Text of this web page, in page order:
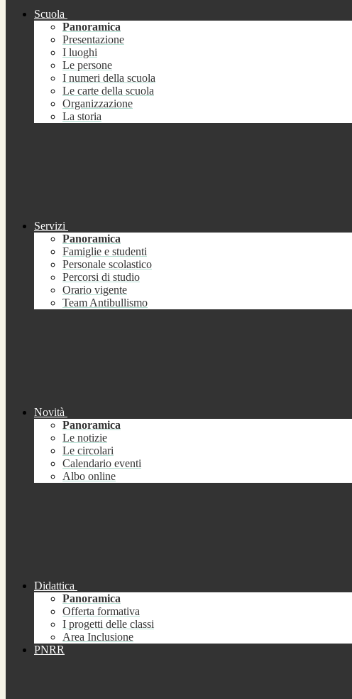
Scuola
Panoramica
Presentazione
I luoghi
Le persone
I numeri della scuola
Le carte della scuola
Organizzazione
La storia
Servizi
Panoramica
Famiglie e studenti
Personale scolastico
Percorsi di studio
Orario vigente
Team Antibullismo
Novità
Panoramica
Le notizie
Le circolari
Calendario eventi
Albo online
Didattica
Panoramica
Offerta formativa
I progetti delle classi
Area Inclusione
PNRR